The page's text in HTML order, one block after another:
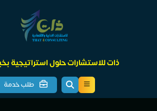
ذات للاستشارات حلول استراتيجية
طلب خدمة